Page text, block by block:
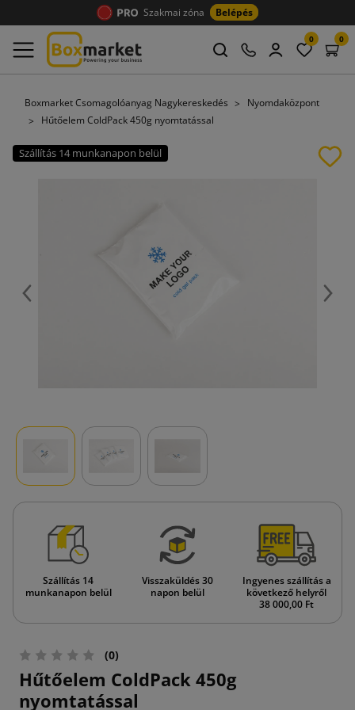
Szakmai zóna Belépés
0 0
Boxmarket Csomagolóanyag Nagykereskedés
Nyomdaközpont
Hűtőelem ColdPack 450g nyomtatással
Szállítás 14 munkanapon belül
Előző
Szállítás 14
munkanapon belül
Visszaküldés 30
napon belül
Ingyenes szállítás a
következő helyről
38 000,00 Ft
(0)
Hűtőelem ColdPack 450g
nyomtatással